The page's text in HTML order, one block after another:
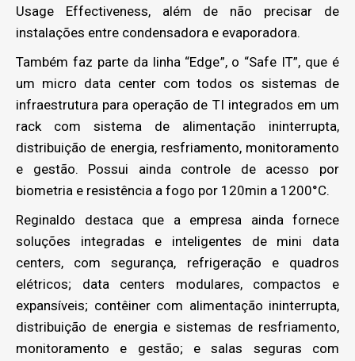
Usage Effectiveness, além de não precisar de
instalações entre condensadora e evaporadora.
Também faz parte da linha “Edge”, o “Safe IT”, que é
um micro data center com todos os sistemas de
infraestrutura para operação de TI integrados em um
rack com sistema de alimentação ininterrupta,
distribuição de energia, resfriamento, monitoramento
e gestão. Possui ainda controle de acesso por
biometria e resistência a fogo por 120min a 1200°C.
Reginaldo destaca que a empresa ainda fornece
soluções integradas e inteligentes de mini data
centers, com segurança, refrigeração e quadros
elétricos; data centers modulares, compactos e
expansíveis; contêiner com alimentação ininterrupta,
distribuição de energia e sistemas de resfriamento,
monitoramento e gestão; e salas seguras com